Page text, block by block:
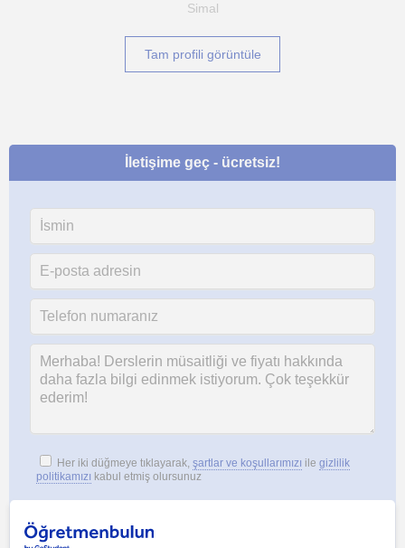
Simal
Tam profili görüntüle
İletişime geç - ücretsiz!
Her iki düğmeye tıklayarak, şartlar ve koşullarımızı ile gizlilik
politikamızı kabul etmiş olursunuz